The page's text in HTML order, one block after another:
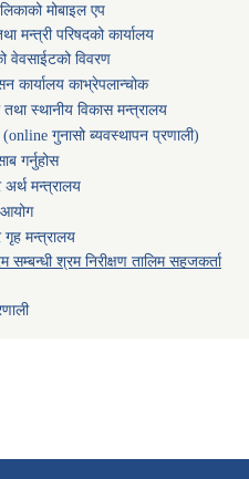
मोबाइल एप
मन्त्री परिषदको कार्यालय
वेवसाईटको विवरण
कार्यालय काभ्रेपलान्चोक
तथा स्थानीय विकास मन्त्रालय
गुनासो ब्यवस्थापन प्रणाली)
गर्नुहोस
मन्त्रालय
मन्त्रालय
सम्बन्धी श्रम निरीक्षण तालिम सहजकर्ता